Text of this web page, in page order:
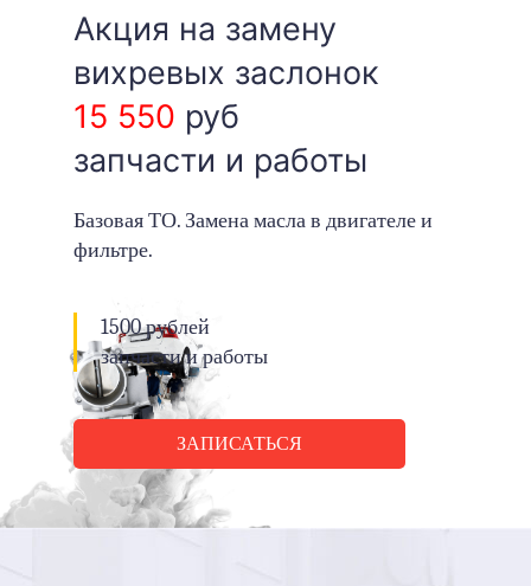
Акция на замену
вихревых заслонок
15 550 руб
запчасти и работы
Базовая ТО. Замена масла в двигателе и
фильтре.
1500 рублей
запчасти и работы
ЗАПИСАТЬСЯ